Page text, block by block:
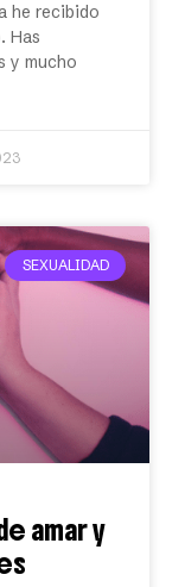
he recibido
Has
y mucho
SEXUALIDAD
amar y